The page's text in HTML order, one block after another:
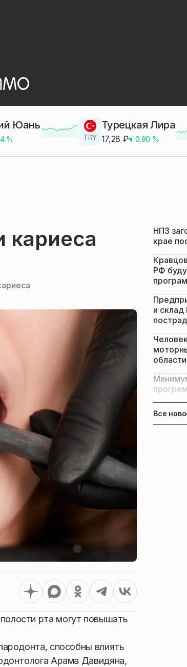
Юань
% TRY
Турецкая Лира
17,28 ₽ 0.90 %
кариеса
рта могут повышать
способны влиять
Арама Давидяна,
НПЗ
крае
РФ
и
области
Все